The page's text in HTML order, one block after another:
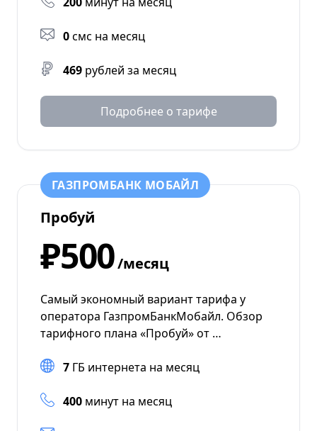
0смс на месяц
469 рублей за месяц
Подробнее о тарифе
ГАЗПРОМБАНК МОБАЙЛ
Пробуй
₽500/месяц
Самый экономный вариант тарифа у
оператора ГазпромБанкМобайл. Обзор
тарифного плана «Пробуй» от …
7 ГБ интернета на месяц
400 минут на месяц